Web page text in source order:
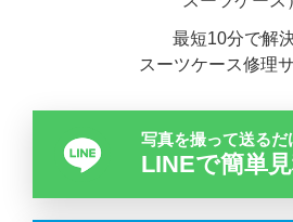
最短10分で解
スーツケース修理
写真を撮って送るだ
LINEで簡単